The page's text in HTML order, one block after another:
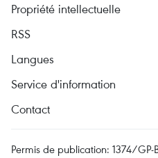
Propriété intellectuelle
RSS
Langues
Service d'information
Contact
Permis de publication: 1374/GP-